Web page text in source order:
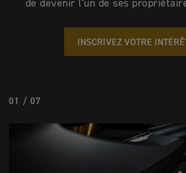
de devenir l'un de ses
INSCRIVEZ VOTRE
01 / 07